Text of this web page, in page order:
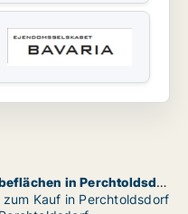
Straßen mit unbebauten Gewerbeflächen in Perchtoldsdorf
Kauf in Perchtoldsdorf